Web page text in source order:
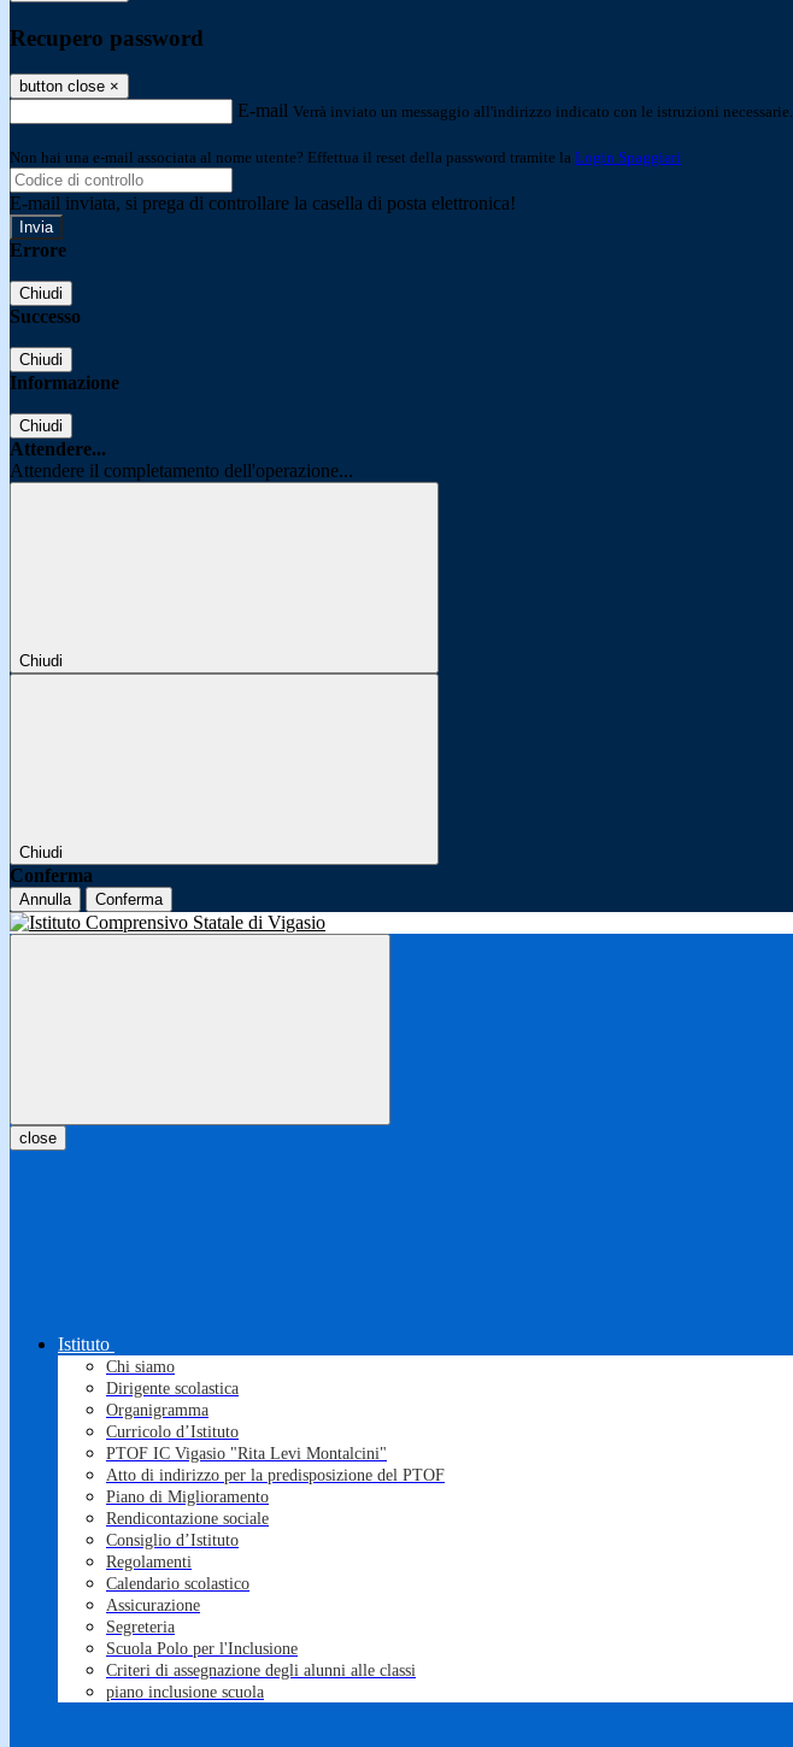
Recupero password
button close ×
E-mail Verrà inviato un messaggio all'indirizzo indicato con le istruzioni necessarie.
Non hai una e-mail associata al nome utente? Effettua il reset della password tramite la Login Spaggiari
E-mail inviata, si prega di controllare la casella di posta elettronica!
Errore
Chiudi
Successo
Chiudi
Informazione
Chiudi
Attendere...
Attendere il completamento dell'operazione...
Chiudi
Chiudi
Conferma
Annulla Conferma
close
Istituto
Chi siamo
Dirigente scolastica
Organigramma
Curricolo d’Istituto
PTOF IC Vigasio "Rita Levi Montalcini"
Atto di indirizzo per la predisposizione del PTOF
Piano di Miglioramento
Rendicontazione sociale
Consiglio d’Istituto
Regolamenti
Calendario scolastico
Assicurazione
Segreteria
Scuola Polo per l'Inclusione
Criteri di assegnazione degli alunni alle classi
piano inclusione scuola